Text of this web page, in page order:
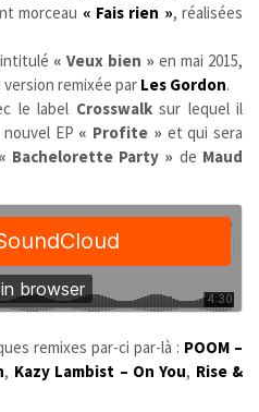
morceau « Fais rien », réalisées
« Veux bien » en mai 2015,
version remixée par Les Gordon.
le label Crosswalksur lequel il
EP « Profite » et qui sera
« Bachelorette Party » de Maud
remixes par-ci par-là : POOM –
, Kazy Lambist – On You, Rise &